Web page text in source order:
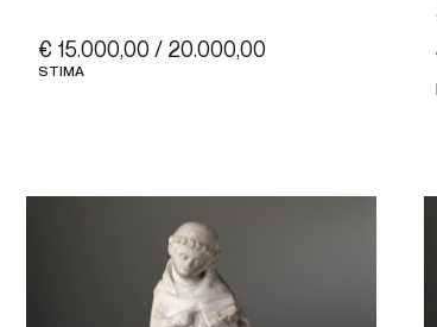
€ 15.000,00 / 20.000,00
STIMA